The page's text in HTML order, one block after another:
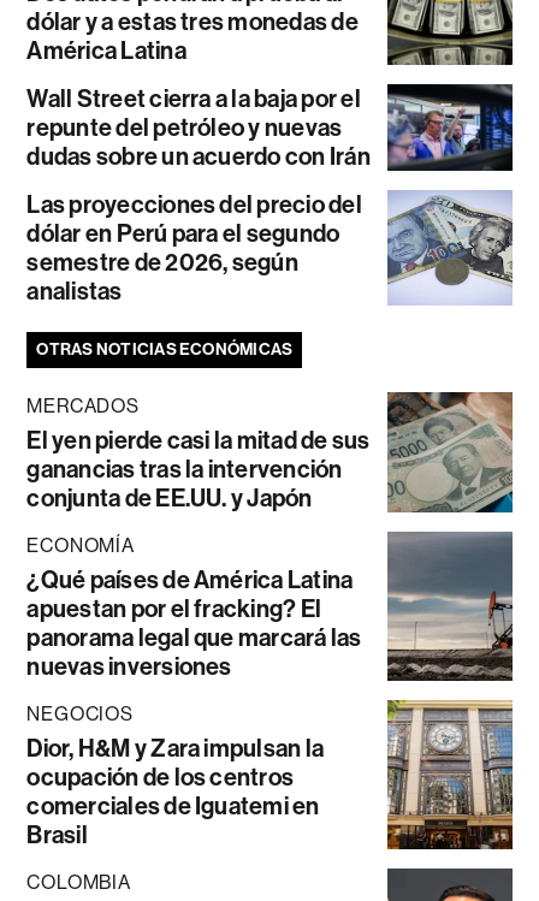
dólar y a estas tres monedas de
América Latina
Wall Street cierra a la baja por el
repunte del petróleo y nuevas
dudas sobre un acuerdo con Irán
Las proyecciones del precio del
dólar en Perú para el segundo
semestre de 2026, según
analistas
OTRAS NOTICIAS ECONÓMICAS
MERCADOS
El yen pierde casi la mitad de sus
ganancias tras la intervención
conjunta de EE.UU. y Japón
ECONOMÍA
¿Qué países de América Latina
apuestan por el fracking? El
panorama legal que marcará las
nuevas inversiones
NEGOCIOS
Dior, H&M y Zara impulsan la
ocupación de los centros
comerciales de Iguatemi en
Brasil
COLOMBIA